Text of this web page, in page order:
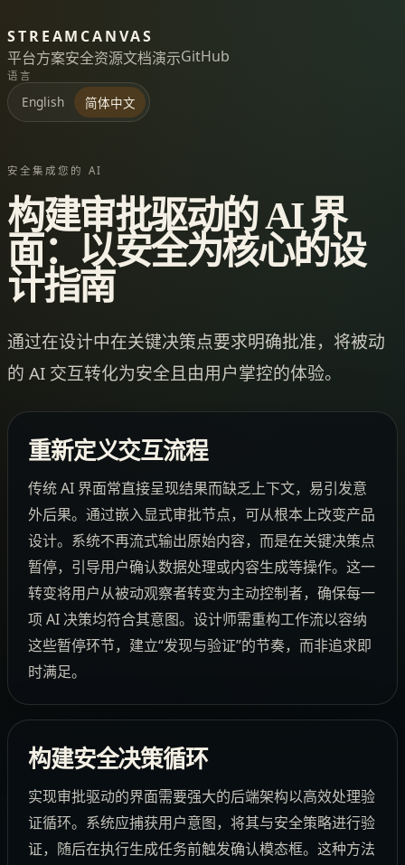
STREAMCANVAS
平台方案安全资源文档演示GitHub
语言
English 简体中文
安全集成您的 AI
构建审批驱动的 AI 界
面：以安全为核心的设
计指南
通过在设计中在关键决策点要求明确批准，将被动
的 AI 交互转化为安全且由用户掌控的体验。
重新定义交互流程
传统 AI 界面常直接呈现结果而缺乏上下文，易引发意
外后果。通过嵌入显式审批节点，可从根本上改变产品
设计。系统不再流式输出原始内容，而是在关键决策点
暂停，引导用户确认数据处理或内容生成等操作。这一
转变将用户从被动观察者转变为主动控制者，确保每一
项 AI 决策均符合其意图。设计师需重构工作流以容纳
这些暂停环节，建立“发现与验证”的节奏，而非追求即
时满足。
构建安全决策循环
实现审批驱动的界面需要强大的后端架构以高效处理验
证循环。系统应捕获用户意图，将其与安全策略进行验
证，随后在执行生成任务前触发确认模态框。这种方法